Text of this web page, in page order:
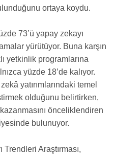
ortaya koydu.
73’ü yapay zekayı
yürütüyor. Buna karşın
yetkinlik programlarına
yüzde 18’de kalıyor.
yatırımlarındaki temel
olduğunu belirtirken,
önceliklendiren
bulunuyor.
Araştırması,